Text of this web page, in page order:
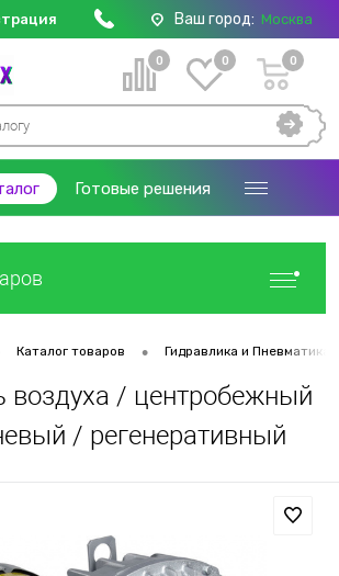
Ваш город: Москва
0 0 0
Готовые решения
Каталог товаров • Гидравлика и Пневматика
воздуха / центробежный
/ регенеративный